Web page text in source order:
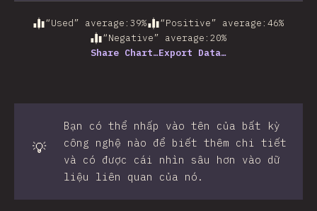
“Used” average : 39% “Positive” average : 46%
“Negative” average : 20%
Share Chart…Export Data…
💡
Bạn có thể nhấp vào tên của bất kỳ
công nghệ nào để biết thêm chi tiết
và có được cái nhìn sâu hơn vào dữ
liệu liên quan của nó.